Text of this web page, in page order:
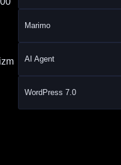
Marimo
AI Agent
WordPress 7.0